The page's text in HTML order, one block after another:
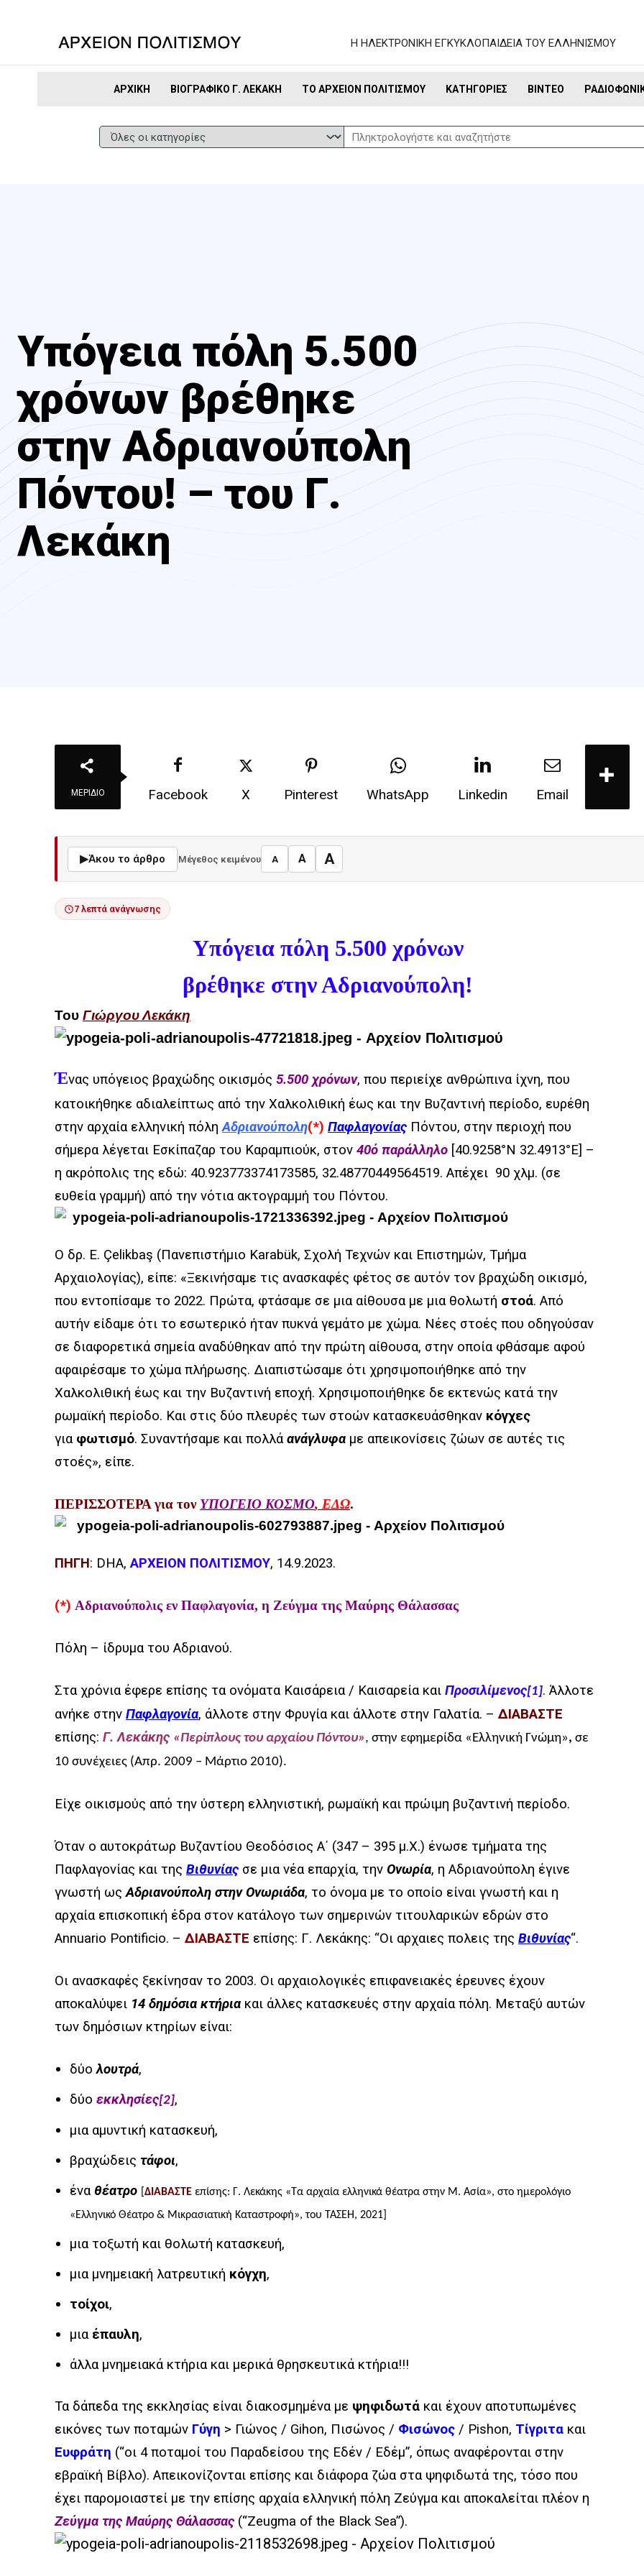
Η ΗΛΕΚΤΡΟΝΙΚΗ ΕΓΚΥΚΛΟΠΑΙΔΕΙΑ ΤΟΥ ΕΛΛΗΝΙΣΜΟΥ
ΑΡΧΙΚΉ ΒΙΟΓΡΑΦΙΚΌ Γ. ΛΕΚΆΚΗ ΤΟ ΑΡΧΕΊΟΝ ΠΟΛΙΤΙΣΜΟΎ ΚΑΤΗΓΟΡΊΕΣ ΒΊΝΤΕΟ
Υπόγεια πόλη 5.500
χρόνων βρέθηκε
στην Αδριανούπολη
Πόντου! – του Γ.
Λεκάκη
ΜΕΡΊΔΙΟ Facebook X Pinterest WhatsApp Linkedin Email
▶Άκου το άρθρο Μέγεθος κειμένου A A A
7 λεπτά ανάγνωσης
Υπόγεια πόλη 5.500 χρόνων
βρέθηκε στην Αδριανούπολη!
Του Γιώργου Λεκάκη
Ένας υπόγειος βραχώδης οικισμός 5.500 χρόνων, που περιείχε ανθρώπινα ίχνη, που
κατοικήθηκε αδιαλείπτως από την Χαλκολιθική έως και την Βυζαντινή περίοδο, ευρέθη
στην αρχαία ελληνική πόληΑδριανούπολη(*) Παφλαγονίας Πόντου, στην περιοχή που
σήμερα λέγεται Εσκίπαζαρ του Καραμπιούκ, στον 40ό παράλληλο [40.9258°N 32.4913°E] –
η ακρόπολις της εδώ: 40.923773374173585, 32.48770449564519. Απέχει 90 χλμ. (σε
ευθεία γραμμή) από την νότια ακτογραμμή του Πόντου.
Ο δρ. E. Çelikbaş (Πανεπιστήμιο Karabük, Σχολή Τεχνών και Επιστημών, Τμήμα
Αρχαιολογίας), είπε: «Ξεκινήσαμε τις ανασκαφές φέτος σε αυτόν τον βραχώδη οικισμό,
που εντοπίσαμε το 2022. Πρώτα, φτάσαμε σε μια αίθουσα με μια θολωτή στοά. Από
αυτήν είδαμε ότι το εσωτερικό ήταν πυκνά γεμάτο με χώμα. Νέες στοές που οδηγούσαν
σε διαφορετικά σημεία αναδύθηκαν από την πρώτη αίθουσα, στην οποία φθάσαμε αφού
αφαιρέσαμε το χώμα πλήρωσης. Διαπιστώσαμε ότι χρησιμοποιήθηκε από την
Χαλκολιθική έως και την Βυζαντινή εποχή. Χρησιμοποιήθηκε δε εκτενώς κατά την
ρωμαϊκή περίοδο. Και στις δύο πλευρές των στοών κατασκευάσθηκαν κόγχες
για φωτισμό. Συναντήσαμε και πολλάανάγλυφα με απεικονίσεις ζώων σε αυτές τις
στοές», είπε.
ΠΕΡΙΣΣΟΤΕΡΑ για τον ΥΠΟΓΕΙΟ ΚΟΣΜΟ, ΕΔΩ.
ΠΗΓΗ: DHA,ΑΡΧΕΙΟΝ ΠΟΛΙΤΙΣΜΟΥ, 14.9.2023.
(*) Αδριανούπολις εν Παφλαγονία, η Ζεύγμα της Μαύρης Θάλασσας
Πόλη – ίδρυμα του Αδριανού.
Στα χρόνια έφερε επίσης τα ονόματα Καισάρεια / Καισαρεία και Προσιλίμενος[1]. Άλλοτε
ανήκε στην Παφλαγονία, άλλοτε στην Φρυγία και άλλοτε στην Γαλατία. – ΔΙΑΒΑΣΤΕ
επίσης: Γ. Λεκάκης «Περίπλους του αρχαίου Πόντου», στην εφημερίδα «Ελληνική Γνώμη», σε
10 συνέχειες (Απρ. 2009 – Μάρτιο 2010).
Είχε οικισμούς από την ύστερη ελληνιστική, ρωμαϊκή και πρώιμη βυζαντινή περίοδο.
Όταν ο αυτοκράτωρ Βυζαντίου Θεοδόσιος Α΄ (347 – 395 μ.Χ.) ένωσε τμήματα της
Παφλαγονίας και της Βιθυνίας σε μια νέα επαρχία, την Ονωρία, η Αδριανούπολη έγινε
γνωστή ωςΑδριανούπολη στην Ονωριάδα, το όνομα με το οποίο είναι γνωστή και η
αρχαία επισκοπική έδρα στον κατάλογο των σημερινών τιτουλαρικών εδρών στο
Annuario Pontificio. – ΔΙΑΒΑΣΤΕ επίσης: Γ. Λεκάκης: “Οι αρχαιες πολεις της Βιθυνίας“.
Οι ανασκαφές ξεκίνησαν το 2003. Οι αρχαιολογικές επιφανειακές έρευνες έχουν
αποκαλύψει 14 δημόσια κτήρια και άλλες κατασκευές στην αρχαία πόλη. Μεταξύ αυτών
των δημόσιων κτηρίων είναι:
δύολουτρά,
δύο εκκλησίες[2],
μια αμυντική κατασκευή,
βραχώδεις τάφοι,
ένα θέατρο ΔΙΑΒΑΣΤΕ επίσης: Γ. Λεκάκης «Τα αρχαία ελληνικά θέατρα στην Μ. Ασία», στο ημερολόγιο
«Ελληνικό Θέατρο & Μικρασιατική Καταστροφή», του ΤΑΣΕΗ, 2021]
μια τοξωτή και θολωτή κατασκευή,
μια μνημειακή λατρευτική κόγχη,
τοίχοι,
μια έπαυλη,
άλλα μνημειακά κτήρια και μερικά θρησκευτικά κτήρια!!!
Τα δάπεδα της εκκλησίας είναι διακοσμημένα με ψηφιδωτά και έχουν αποτυπωμένες
εικόνες των ποταμών Γύγη > Γιώνος / Gihon, Πισώνος / Φισώνος / Pishon, Τίγριτα και
Ευφράτη (“οι 4 ποταμοί του Παραδείσου της Εδέν / Εδέμ”, όπως αναφέρονται στην
εβραϊκή Βίβλο). Απεικονίζονται επίσης και διάφορα ζώα στα ψηφιδωτά της, τόσο που
έχει παρομοιαστεί με την επίσης αρχαία ελληνική πόλη Ζεύγμα και αποκαλείται πλέον η
Ζεύγμα της Μαύρης Θάλασσας (“Zeugma of the Black Sea”).